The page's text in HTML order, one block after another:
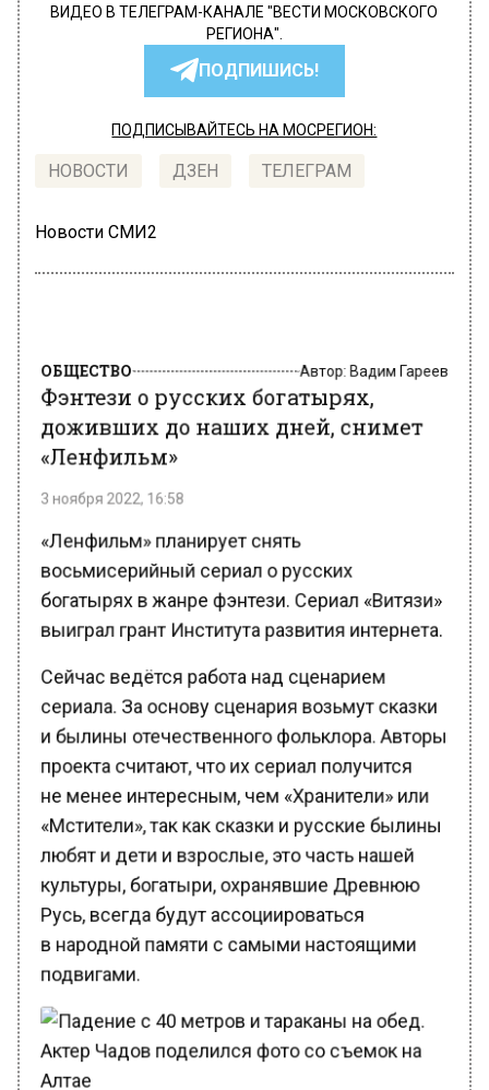
ВИДЕО В ТЕЛЕГРАМ-КАНАЛЕ "ВЕСТИ МОСКОВСКОГО
РЕГИОНА".
ПОДПИШИСЬ!
ПОДПИСЫВАЙТЕСЬ НА МОСРЕГИОН:
НОВОСТИ ДЗЕН ТЕЛЕГРАМ
Новости СМИ2
Фэнтези о русских богатырях,
доживших до наших дней, снимет
«Ленфильм»
восьмисерийный сериал о русских
богатырях в жанре фэнтези. Сериал «Витязи»
выиграл грант Института развития интернета.
сериала. За основу сценария возьмут сказки
и былины отечественного фольклора. Авторы
проекта считают, что их сериал получится
не менее интересным, чем «Хранители» или
«Мстители», так как сказки и русские былины
любят и дети и взрослые, это часть нашей
культуры, богатыри, охранявшие Древнюю
Русь, всегда будут ассоциироваться
в народной памяти с самыми настоящими
подвигами.